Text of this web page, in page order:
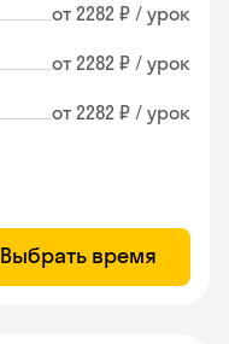
от 2282 ₽ / урок
от 2282 ₽ / урок
от 2282 ₽ / урок
Выбрать время